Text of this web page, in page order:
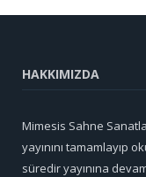
HAKKIMIZDA
Mimesis Sahne
yayınını tamamlayıp
süredir yayınına